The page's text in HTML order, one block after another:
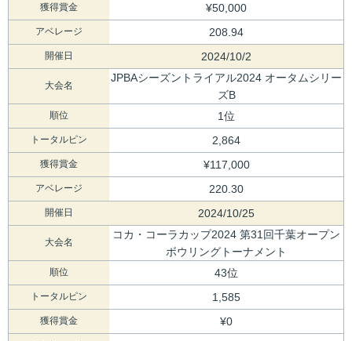
獲得賞金 ¥50,000
アベレージ 208.94
開催日 2024/10/2
大会名
JPBAシーズントライアル2024 オータムシリー
ズB
順位 1位
トータルピン 2,864
獲得賞金 ¥117,000
アベレージ 220.30
開催日 2024/10/25
大会名
コカ・コーラカップ2024 第31回千葉オープン
ボウリングトーナメント
順位 43位
トータルピン 1,585
獲得賞金 ¥0